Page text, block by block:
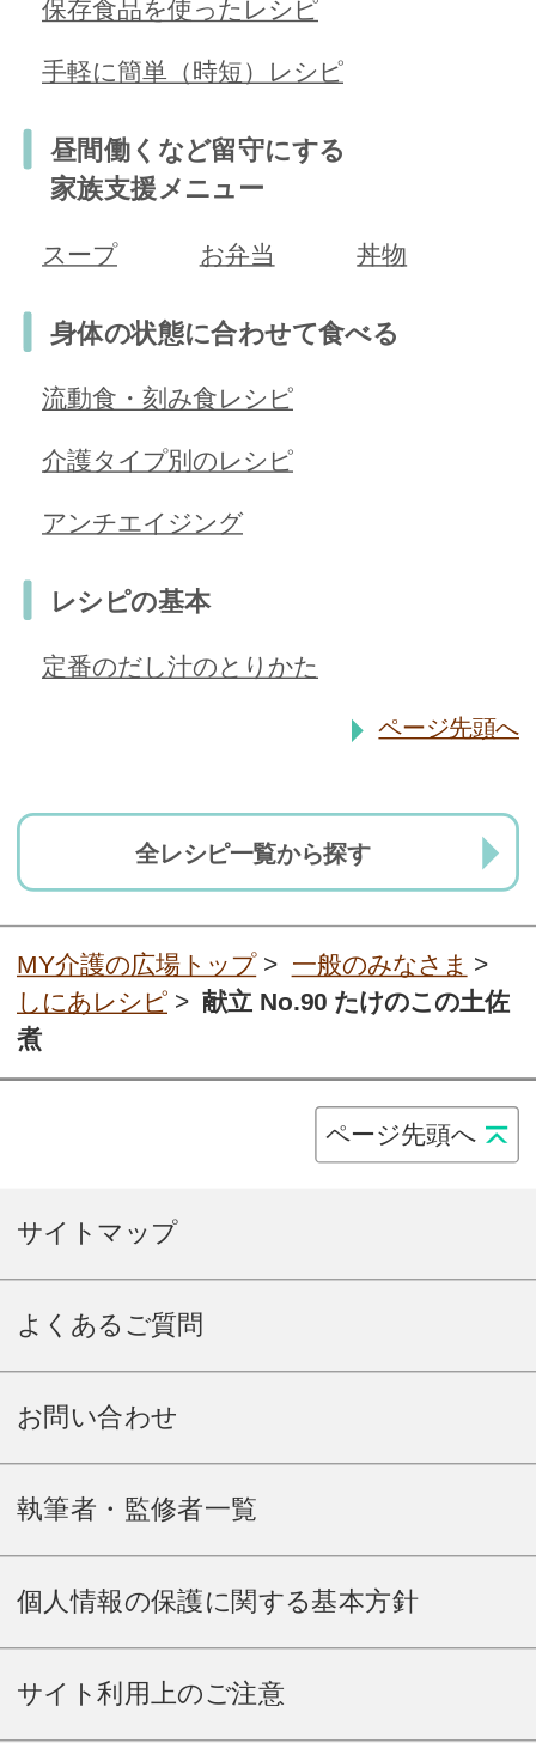
保存食品を使ったレシピ
手軽に簡単（時短）レシピ
昼間働くなど留守にする
家族支援メニュー
スープ お弁当 丼物
身体の状態に合わせて食べる
流動食・刻み食レシピ
介護タイプ別のレシピ
アンチエイジング
レシピの基本
定番のだし汁のとりかた
ページ先頭へ
全レシピ一覧から探す
MY介護の広場トップ> 一般のみなさま >
しにあレシピ >献立 No.90 たけのこの土佐
煮
ページ先頭へ
サイトマップ
よくあるご質問
お問い合わせ
執筆者・監修者一覧
個人情報の保護に関する基本方針
サイト利用上のご注意